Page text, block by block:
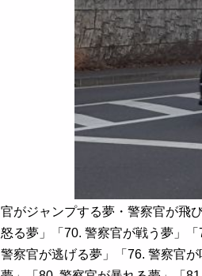
官がジャンプする夢・警察官が飛
怒る夢」「70. 警察官が戦う夢」
警察官が逃げる夢」「76. 警察官